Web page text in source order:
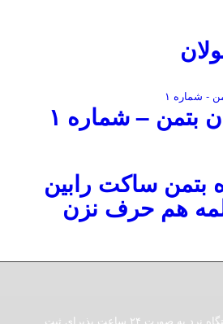
بتمن – شماره ۱
بتمن ساکت رابین
فروشگاه اینترنتی ایستگاه نرد به صورت ۲۴ ساعت پذیرای ثبت